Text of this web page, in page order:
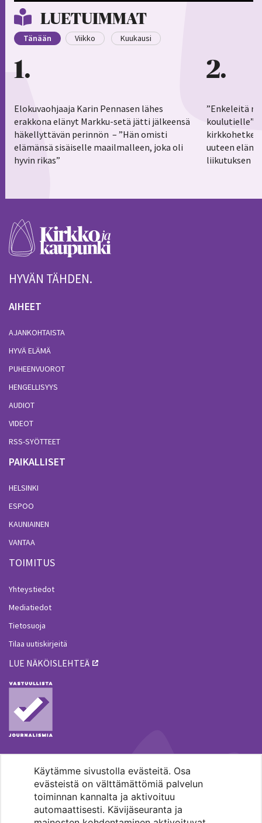
Käytämme sivustolla evästeitä. Osa
evästeistä on välttämättömiä palvelun
toiminnan kannalta ja aktivoituu
automaattisesti. Kävijäseuranta ja
LUETUIMMAT
Tänään Viikko Kuukausi
1
Elokuvaohjaaja Karin Pennasen lähes
erakkona elänyt Markku-setä jätti jälkeensä
häkellyttävän perinnön – ”Hän omisti
elämänsä sisäiselle maailmalleen, joka oli
hyvin rikas”
2
”Enkeleitä
koulutielle”–
uuteen
liikutuksen
HYVÄN TÄHDEN.
AIHEET
AJANKOHTAISTA
HYVÄ ELÄMÄ
PUHEENVUOROT
HENGELLISYYS
AUDIOT
VIDEOT
RSS-SYÖTTEET
PAIKALLISET
HELSINKI
ESPOO
KAUNIAINEN
VANTAA
TOIMITUS
Yhteystiedot
Mediatiedot
Tietosuoja
Tilaa uutiskirjeitä
LUE NÄKÖISLEHTEÄ
MENOHAKU